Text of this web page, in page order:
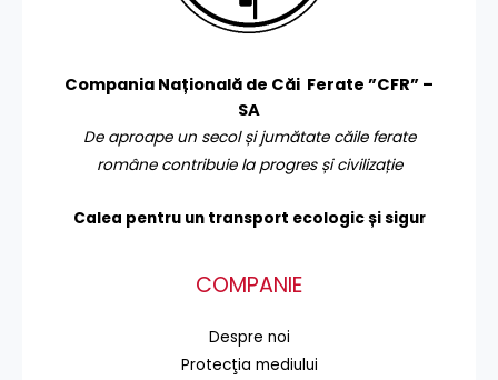
Compania Națională de Căi Ferate ”CFR” –
SA
De aproape un secol și jumătate căile ferate
române contribuie la progres și civilizație
Calea pentru un transport ecologic și sigur
COMPANIE
Despre noi
Protecţia mediului